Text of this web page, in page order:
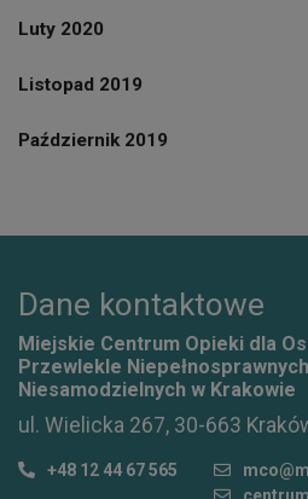
Luty 2020
Listopad 2019
Październik 2019
Dane kontaktowe
Miejskie Centrum Opieki dla
Przewlekle
Niesamodzielnych w Krakowie
ul. Wielicka 267, 30-663
+48 12 44 67 565